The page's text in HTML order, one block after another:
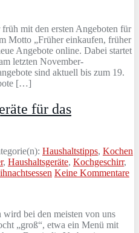
mit den ersten Angeboten für
Motto „Früher einkaufen, früher
Angebote online. Dabei startet
letzten November-
sind aktuell bis zum 19.
[…]
für das
Haushaltstipps, Kochen
, Haushaltsgeräte, Kochgeschirr,
Keine Kommentare
wird bei den meisten von uns
„groß“, etwa ein Menü mit